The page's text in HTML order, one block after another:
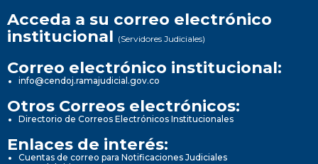
Acceda a su correo electrónico
institucional (Servidores Judiciales)
Correo electrónico institucional:
info@cendoj.ramajudicial.gov.co
Otros Correos electrónicos:
Directorio de Correos Electrónicos Institucionales
Enlaces de interés:
Cuentas de correo para Notificaciones Judiciales